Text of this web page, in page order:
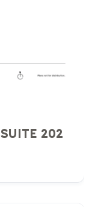
SUITE 202